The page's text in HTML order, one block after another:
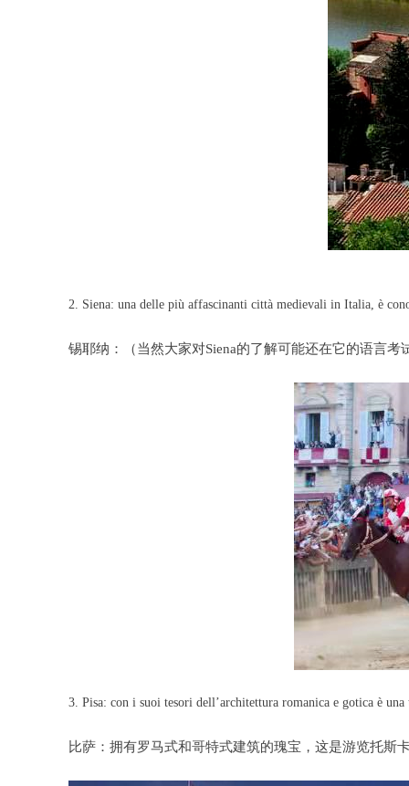
2. Siena: una delle più affascinanti città medievali in Italia, è
锡耶纳：（当然大家对Siena的了解可能还在它的语言
3. Pisa: con i suoi tesori dell’architettura romanica e gotica è
比萨：拥有罗马式和哥特式建筑的瑰宝，这是游览托斯